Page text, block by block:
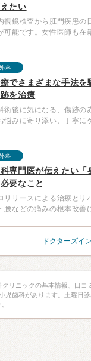
たい
視鏡検査から肛門疾患の
可能です。女性医師も在
科
でさまざまな手法を
を治療
術後に気になる、傷跡の
悩みに寄り添い、丁寧に
科
専門医が伝えたい「
要なこと
リリースによる治療とリ
腰などの痛みの根本改善
ドクターズイ
リニックの基本情報、口コ
児歯科があります。土曜日